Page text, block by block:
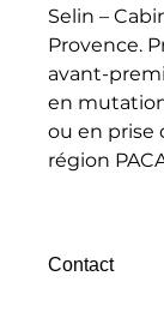
Selin –
Provence.
avant-
en
ou en prise
région
Contact